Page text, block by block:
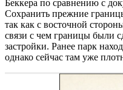
Беккера по сравнению с
Сохранить прежние
так как с восточной
связи с чем границы были
застройки. Ранее парк
однако сейчас там уже